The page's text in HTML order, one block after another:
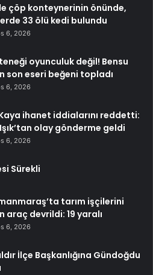
çöp konteynerinin önünde,
33 ölü kedi bulundu
6, 2026
oyunculuk değil! Bensu
son eseri beğeni topladı
6, 2026
ihanet iddialarını reddetti:
olay gönderme geldi
6, 2026
Sürekli
tarım işçilerini
araç devrildi: 19 yaralı
6, 2026
İlçe Başkanlığına Gündoğdu